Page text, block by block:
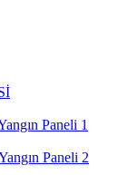
Paneli 1
Paneli 2